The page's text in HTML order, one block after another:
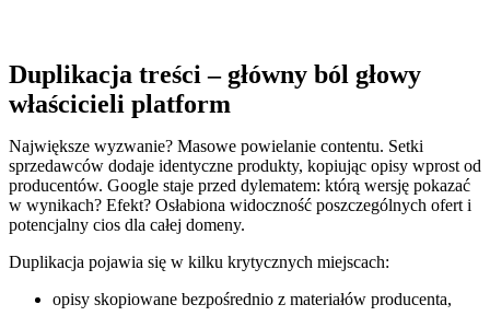
Duplikacja treści – główny ból głowy
właścicieli platform
Największe wyzwanie? Masowe powielanie contentu. Setki
sprzedawców dodaje identyczne produkty, kopiując opisy wprost od
producentów. Google staje przed dylematem: którą wersję pokazać
w wynikach? Efekt? Osłabiona widoczność poszczególnych ofert i
potencjalny cios dla całej domeny.
Duplikacja pojawia się w kilku krytycznych miejscach:
opisy skopiowane bezpośrednio z materiałów producenta,